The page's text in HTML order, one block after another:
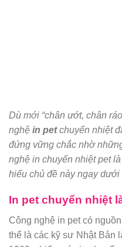
Dù mới “chân ướt, chân
nghệ in petchuyển nhiệt
đứng vững chắc nhờ
nghệ in chuyển nhiệt pet
hiểu chủ đề này ngay
In pet chuyển nhiệt
Công nghệ in pet có
thể là các kỹ sư Nhật Bản